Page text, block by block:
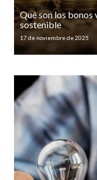
Qué son los
sostenible
17 de noviembre de 2025